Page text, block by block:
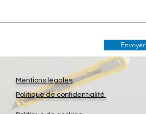
Envoyer
Mentions légales
Politique de confidentialité